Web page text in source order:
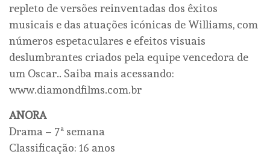
repleto de versões reinventadas dos êxitos
musicais e das atuações icónicas de Williams, com
números espetaculares e efeitos visuais
deslumbrantes criados pela equipe vencedora de
um Oscar.. Saiba mais acessando:
www.diamondfilms.com.br
ANORA
Drama – 7ª semana
Classificação: 16 anos